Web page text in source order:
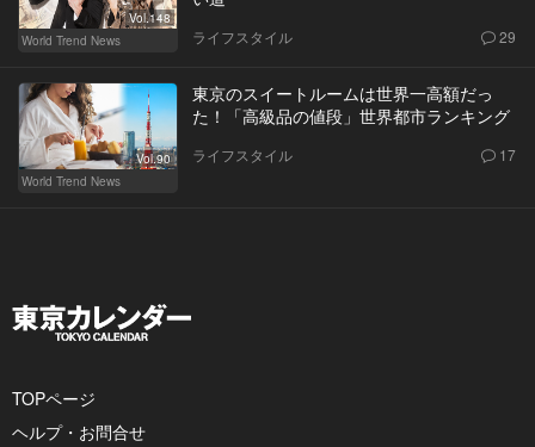
Vol.148
World Trend News
ライフスタイル 29
Vol.90
World Trend News
東京のスイートルームは世界一高額だっ
た！「高級品の値段」世界都市ランキング
ライフスタイル 17
TOPページ
ヘルプ・お問合せ